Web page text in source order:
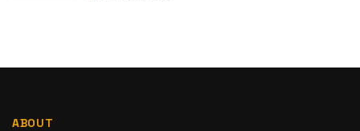
ABOUT